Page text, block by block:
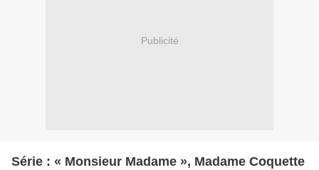
Publicité
Série : « Monsieur Madame », Madame Coquette